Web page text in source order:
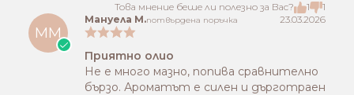
Това мнение беше ли полезно за Вас?
1 1
ММ
Мануела М.потвърдена поръчка 23.03.2026
Приятно олио
Не е много мазно, попива сравнително
бързо. Ароматът е силен и дърготраен